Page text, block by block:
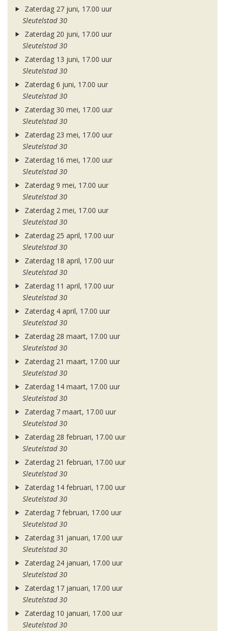
Zaterdag 27 juni, 17.00 uur
Sleutelstad 30
Zaterdag 20 juni, 17.00 uur
Sleutelstad 30
Zaterdag 13 juni, 17.00 uur
Sleutelstad 30
Zaterdag 6 juni, 17.00 uur
Sleutelstad 30
Zaterdag 30 mei, 17.00 uur
Sleutelstad 30
Zaterdag 23 mei, 17.00 uur
Sleutelstad 30
Zaterdag 16 mei, 17.00 uur
Sleutelstad 30
Zaterdag 9 mei, 17.00 uur
Sleutelstad 30
Zaterdag 2 mei, 17.00 uur
Sleutelstad 30
Zaterdag 25 april, 17.00 uur
Sleutelstad 30
Zaterdag 18 april, 17.00 uur
Sleutelstad 30
Zaterdag 11 april, 17.00 uur
Sleutelstad 30
Zaterdag 4 april, 17.00 uur
Sleutelstad 30
Zaterdag 28 maart, 17.00 uur
Sleutelstad 30
Zaterdag 21 maart, 17.00 uur
Sleutelstad 30
Zaterdag 14 maart, 17.00 uur
Sleutelstad 30
Zaterdag 7 maart, 17.00 uur
Sleutelstad 30
Zaterdag 28 februari, 17.00 uur
Sleutelstad 30
Zaterdag 21 februari, 17.00 uur
Sleutelstad 30
Zaterdag 14 februari, 17.00 uur
Sleutelstad 30
Zaterdag 7 februari, 17.00 uur
Sleutelstad 30
Zaterdag 31 januari, 17.00 uur
Sleutelstad 30
Zaterdag 24 januari, 17.00 uur
Sleutelstad 30
Zaterdag 17 januari, 17.00 uur
Sleutelstad 30
Zaterdag 10 januari, 17.00 uur
Sleutelstad 30